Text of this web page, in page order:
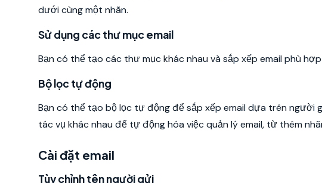
dưới cùng một nhãn.
Sử dụng các thư mục email
Bạn có thể tạo các thư mục khác nhau và sắp xếp email phù
Bộ lọc tự động
Bạn có thể tạo bộ lọc tự động để sắp xếp email dựa trên người
tác vụ khác nhau để tự động hóa việc quản lý email, từ thêm
Cài đặt email
Tùy chỉnh tên người gửi